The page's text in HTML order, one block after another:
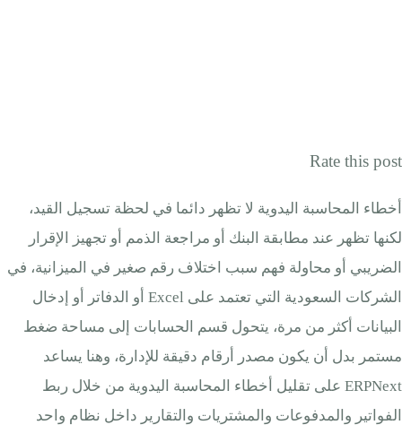
Rate this post
أخطاء المحاسبة اليدوية لا تظهر دائما في لحظة تسجيل القيد،
لكنها تظهر عند مطابقة البنك أو مراجعة الذمم أو تجهيز الإقرار
الضريبي أو محاولة فهم سبب اختلاف رقم صغير في الميزانية، في
الشركات السعودية التي تعتمد على Excel أو الدفاتر أو إدخال
البيانات أكثر من مرة، يتحول قسم الحسابات إلى مساحة ضغط
مستمر بدل أن يكون مصدر أرقام دقيقة للإدارة، وهنا يساعد
ERPNext على تقليل أخطاء المحاسبة اليدوية من خلال ربط
الفواتير والمدفوعات والمشتريات والتقارير داخل نظام واحد